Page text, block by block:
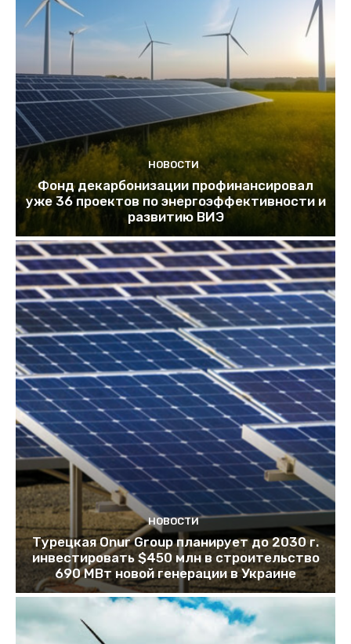
НОВОСТИ
Фонд декарбонизации профинансировал
уже 36 проектов по энергоэффективности и
развитию ВИЭ
НОВОСТИ
Турецкая Onur Group планирует до 2030 г.
инвестировать $450 млн в строительство
690 МВт новой генерации в Украине